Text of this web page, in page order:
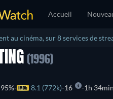
Accueil
au cinéma, sur 8 services de
(1996)
95% 8.1 (772k) 16 1h 34min